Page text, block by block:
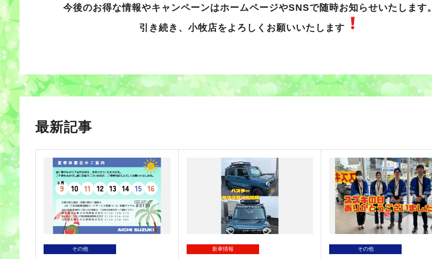
今後のお得な情報やキャンペーンはホームページやSNSで随時お知らせいたします。
引き続き、小牧店をよろしくお願いいたします
最新記事
その他 新車情報 その他